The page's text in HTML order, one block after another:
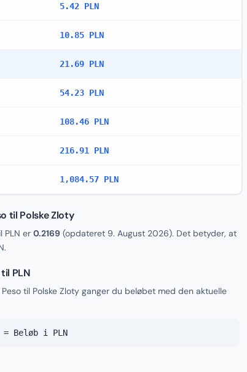
5.42 PLN
10.85 PLN
21.69 PLN
54.23 PLN
108.46 PLN
216.91 PLN
1,084.57 PLN
til Polske Zloty
PLN er 0.2169 (opdateret 9. August 2026). Det betyder, at
PLN
til Polske Zloty ganger du beløbet med den aktuelle
= Beløb i PLN